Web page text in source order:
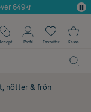
649kr
Profil Favoriter Kassa
nötter & frön